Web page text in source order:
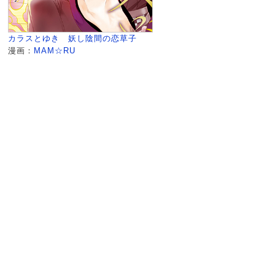
カラスとゆき 妖し陰間の恋草子
漫画： MAM☆RU